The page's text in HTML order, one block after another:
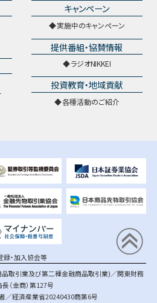
キャンペーン
実施中のキャンペーン
提供番組・協賛情報
ラジオNIKKEI
投資教育・地域貢献
各種活動のご紹介
録・加入協会等
取引業及び第二種金融商品取引業)／関東財務
長（金商）第127号
／経済産業省20240430商第6号